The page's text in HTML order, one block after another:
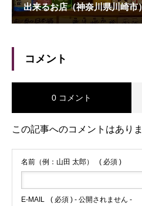
出来るお店（神奈川県川崎市
コメント
0 コメント
この記事へのコメントはありま
名前（例：山田 太郎） ( 必須 )
E-MAIL ( 必須 ) - 公開されません -